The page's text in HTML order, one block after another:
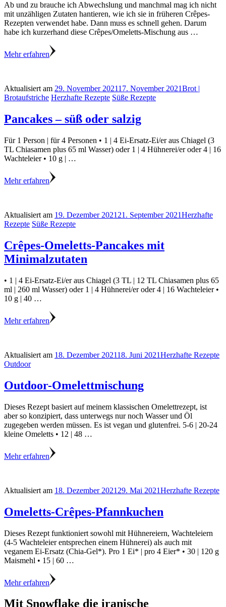
Ab und zu brauche ich Abwechslung und manchmal mag ich nicht
mit unzähligen Zutaten hantieren, wie ich sie in früheren Crêpes-
Rezepten verwendet habe. Dann muss es schnell gehen. Darum
habe ich kurzerhand diese Crêpes/Omeletts-Mischung aus …
Mehr erfahren
Aktualisiert am 29. November 202117. November 2021Brot |
Brotaufstriche Herzhafte Rezepte Süße Rezepte
Pancakes – süß oder salzig
Für 1 Person | für 4 Personen • 1 | 4 Ei-Ersatz-Ei/er aus Chiagel (3
TL Chiasamen plus 65 ml Wasser) oder 1 | 4 Hühnerei/er oder 4 | 16
Wachteleier • 10 g | …
Mehr erfahren
Aktualisiert am 19. Dezember 2021 21. September 2021Herzhafte
Rezepte Süße Rezepte
Crêpes-Omeletts-Pancakes mit
Minimalzutaten
• 1 | 4 Ei-Ersatz-Ei/er aus Chiagel (3 TL | 12 TL Chiasamen plus 65
ml | 260 ml Wasser) oder 1 | 4 Hühnerei/er oder 4 | 16 Wachteleier •
10 g | 40 …
Mehr erfahren
Aktualisiert am 18. Dezember 202118. Juni 2021Herzhafte Rezepte
Outdoor
Outdoor-Omelettmischung
Dieses Rezept basiert auf meinem klassischen Omelettrezept, ist
aber so konzipiert, dass unterwegs nur noch Wasser und Öl
zugegeben werden müssen. Es ist vegan und glutenfrei. 5-6 | 20-24
kleine Omeletts • 12 | 48 …
Mehr erfahren
Aktualisiert am 18. Dezember 2021 29. Mai 2021Herzhafte Rezepte
Omeletts-Crêpes-Pfannkuchen
Dieses Rezept funktioniert sowohl mit Hühnereiern, Wachteleiern
(4-5 Wachteleier entsprechen einem Hühnerei) als auch mit
veganem Ei-Ersatz (Chia-Gel*). Pro 1 Ei* | pro 4 Eier* • 30 | 120 g
Maismehl • 15 | 60 …
Mehr erfahren
Mit Snowflake die iranische